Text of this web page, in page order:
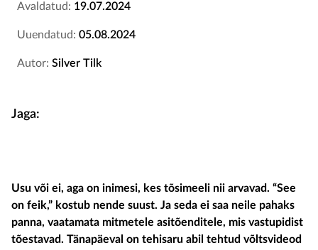
Avaldatud: 19.07.2024
Uuendatud: 05.08.2024
Autor: Silver Tilk
Jaga:
Usu või ei, aga on inimesi, kes tõsimeeli nii arvavad. “See
on feik,” kostub nende suust. Ja seda ei saa neile pahaks
panna, vaatamata mitmetele asitõenditele, mis vastupidist
tõestavad. Tänapäeval on tehisaru abil tehtud võltsvideod